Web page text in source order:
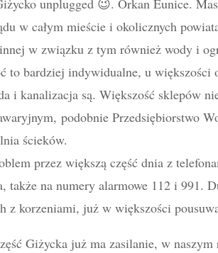
unplugged 😉. Orkan Eunice.
w całym mieście i okolicznych
w związku z tym również wody i
to bardziej indywidualne, u większości
i kanalizacja są. Większość sklepów
podobnie Przedsiębiorstwo
ścieków.
przez większą część dnia z
także na numery alarmowe 112 i 991.
z korzeniami, już w większości
Giżycka już ma zasilanie, w